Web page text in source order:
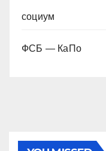
социум
ФСБ — КаПо